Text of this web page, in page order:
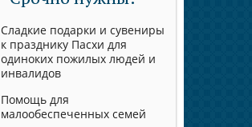
Сладкие подарки и сувениры
к празднику Пасхи для
одиноких пожилых людей и
инвалидов
Помощь для
малообеспеченных семей